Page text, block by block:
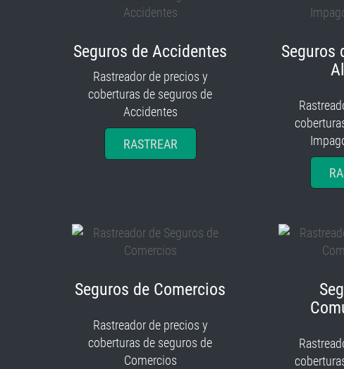
Seguros de Accidentes
Rastreador de precios y
coberturas de seguros de
Accidentes
RASTREAR
Seguros
Seguros de Comercios
Rastreador de precios y
coberturas de seguros de
Comercios